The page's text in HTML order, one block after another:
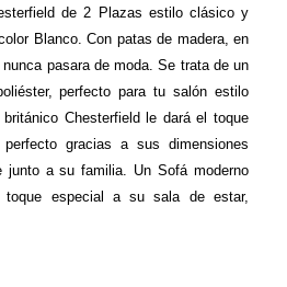
de 2 Plazas estilo clásico y
Blanco. Con patas de madera, en
pasara de moda. Se trata de un
perfecto para tu salón estilo
Chesterfield le dará el toque
gracias a sus dimensiones
junto a su familia. Un Sofá moderno
especial a su sala de estar,